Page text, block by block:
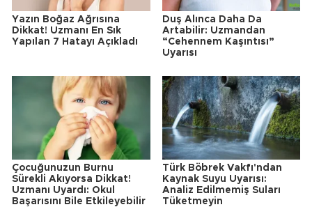
Yazın Boğaz Ağrısına
Dikkat! Uzmanı En Sık
Yapılan 7 Hatayı Açıkladı
Duş Alınca Daha Da
Artabilir: Uzmandan
“Cehennem Kaşıntısı”
Uyarısı
Çocuğunuzun Burnu
Sürekli Akıyorsa Dikkat!
Uzmanı Uyardı: Okul
Başarısını Bile Etkileyebilir
Türk Böbrek Vakfı'ndan
Kaynak Suyu Uyarısı:
Analiz Edilmemiş Suları
Tüketmeyin